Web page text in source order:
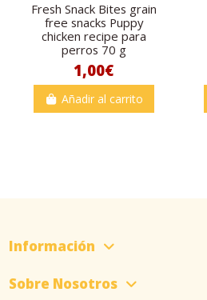
Fresh Snack Bites grain
free snacks Puppy
chicken recipe para
perros 70 g
1,00€
Añadir al carrito
Información
Sobre Nosotros